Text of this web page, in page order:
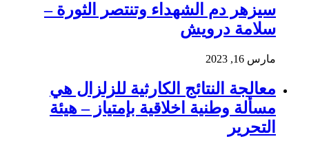
سيزهر دم الشهداء وتنتصر الثورة –
سلامة درويش
مارس 16, 2023
معالجة النتائج الكارثية للزلزال هي
مسألة وطنية اخلاقية بإمتياز – هيئة
التحرير